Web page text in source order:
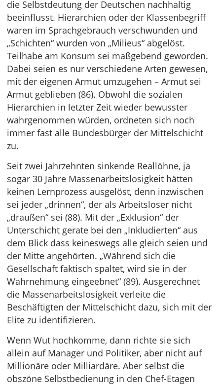
die Selbstdeutung der Deutschen nachhaltig
beeinflusst. Hierarchien oder der Klassenbegriff
waren im Sprachgebrauch verschwunden und
„Schichten“ wurden von „Milieus“ abgelöst.
Teilhabe am Konsum sei maßgebend geworden.
Dabei seien es nur verschiedene Arten gewesen,
mit der eigenen Armut umzugehen – Armut sei
Armut geblieben (86). Obwohl die sozialen
Hierarchien in letzter Zeit wieder bewusster
wahrgenommen würden, ordneten sich noch
immer fast alle Bundesbürger der Mittelschicht
zu.
Seit zwei Jahrzehnten sinkende Reallöhne, ja
sogar 30 Jahre Massenarbeitslosigkeit hätten
keinen Lernprozess ausgelöst, denn inzwischen
sei jeder „drinnen“, der als Arbeitsloser nicht
„draußen“ sei (88). Mit der „Exklusion“ der
Unterschicht gerate bei den „Inkludierten“ aus
dem Blick dass keineswegs alle gleich seien und
der Mitte angehörten. „Während sich die
Gesellschaft faktisch spaltet, wird sie in der
Wahrnehmung eingeebnet“ (89). Ausgerechnet
die Massenarbeitslosigkeit verleite die
Beschäftigten der Mittelschicht dazu, sich mit der
Elite zu identifizieren.
Wenn Wut hochkomme, dann richte sie sich
allein auf Manager und Politiker, aber nicht auf
Millionäre oder Milliardäre. Aber selbst die
obszöne Selbstbedienung in den Chef-Etagen